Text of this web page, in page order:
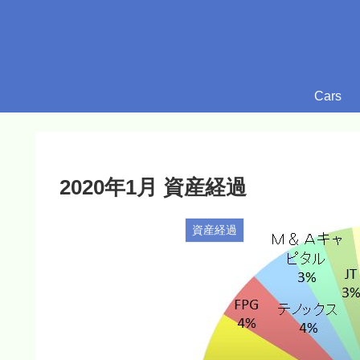
Cars
2020年1月 資産経過
資産経過